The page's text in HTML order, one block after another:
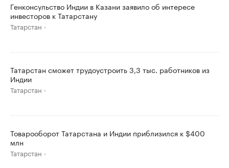
Генконсульство Индии в Казани заявило об интересе
инвесторов к Татарстану
Татарстан
Татарстан сможет трудоустроить 3,3 тыс. работников из
Индии
Татарстан
Товарооборот Татарстана и Индии приблизился к $400
млн
Татарстан